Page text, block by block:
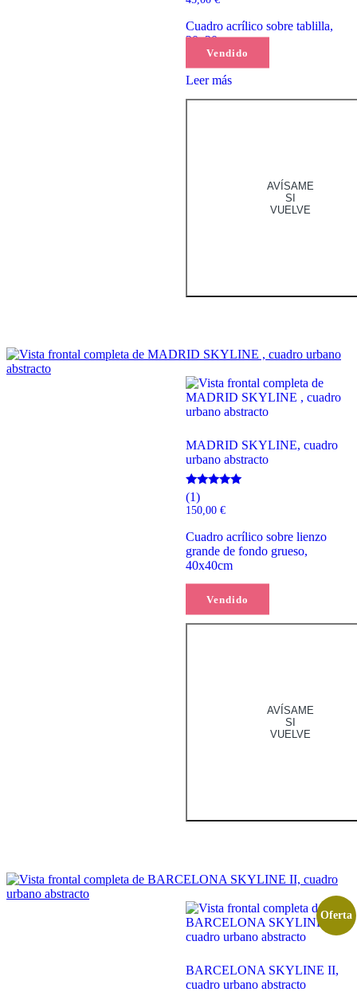
Vendido
5.00
Cuadro acrílico sobre tablilla,
20x20cm
Leer más
AVÍSAME
SI
VUELVE
Vendido
MADRID SKYLINE, cuadro
urbano abstracto
Valorado
con
5.00
(1)
150,00 €
Cuadro acrílico sobre lienzo
grande de fondo grueso,
40x40cm
Leer más
AVÍSAME
SI
VUELVE
Oferta
BARCELONA SKYLINE II,
cuadro urbano abstracto